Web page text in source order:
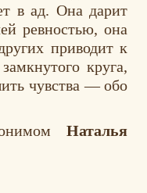
в ад. Она дарит
ревностью, она
приводит к
круга,
чувства — обо
Наталья